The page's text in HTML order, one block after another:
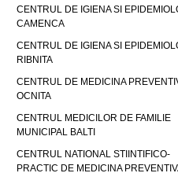
CENTRUL DE IGIENA SI
CAMENCA
CENTRUL DE IGIENA SI
RIBNITA
CENTRUL DE MEDICINA
OCNITA
CENTRUL MEDICILOR DE FAMILIE
MUNICIPAL BALTI
CENTRUL NATIONAL STIINTIFICO-
PRACTIC DE MEDICINA